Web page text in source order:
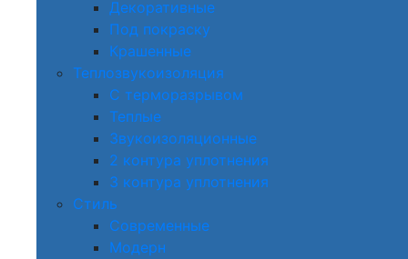
Декоративные
Под покраску
Крашенные
Теплозвукоизоляция
С терморазрывом
Теплые
Звукоизоляционные
2 контура уплотнения
3 контура уплотнения
Стиль
Современные
Модерн